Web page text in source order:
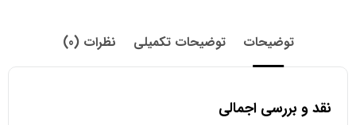
توضیحات توضیحات تکمیلی نظرات (0)
نقد و بررسی اجمالی